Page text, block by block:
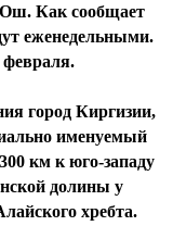
Ош. Как сообщает
еженедельными.
февраля.
город Киргизии,
именуемый
км к юго-западу
долины у
хребта.